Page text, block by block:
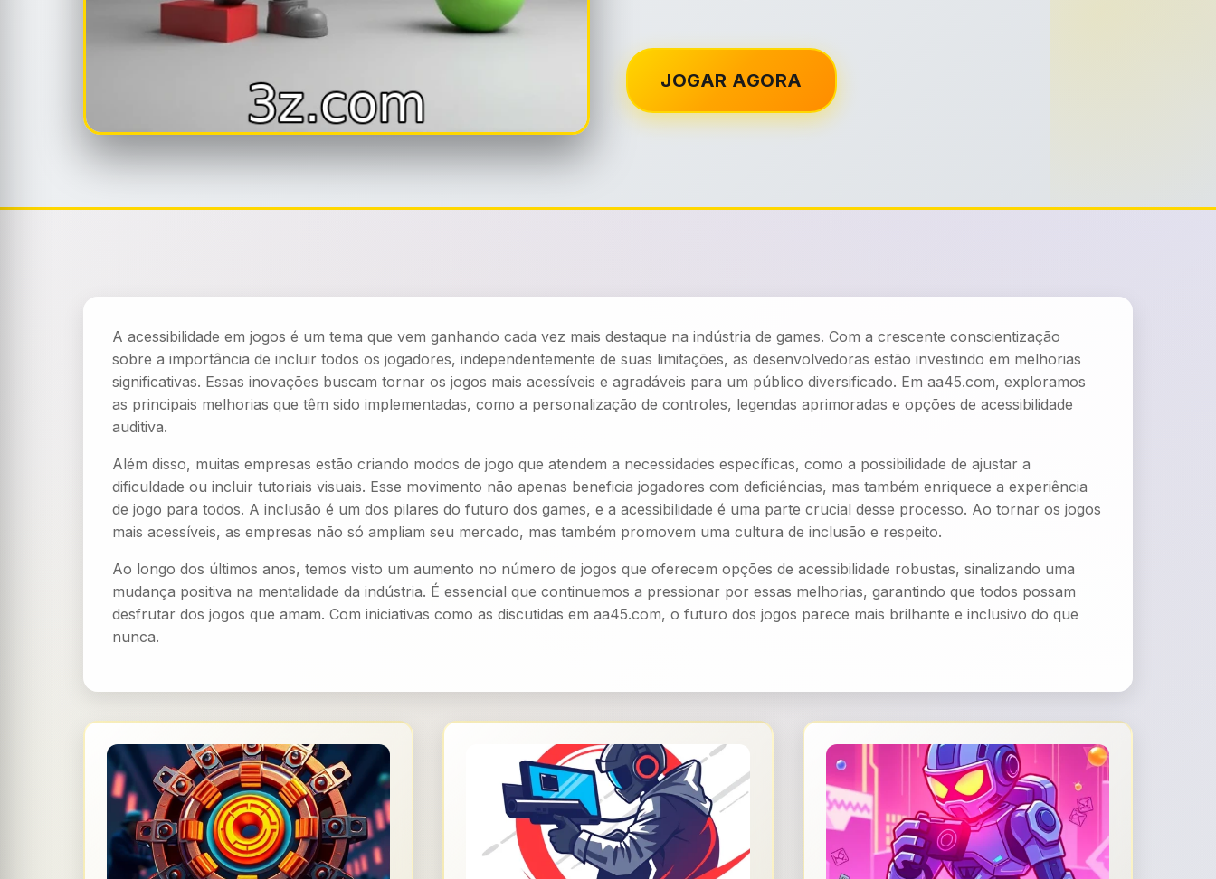
JOGAR AGORA
A acessibilidade em jogos é um tema que vem ganhando cada vez mais destaque na indústria de games. Com a crescente conscientização
sobre a importância de incluir todos os jogadores, independentemente de suas limitações, as desenvolvedoras estão investindo em melhorias
significativas. Essas inovações buscam tornar os jogos mais acessíveis e agradáveis para um público diversificado. Em aa45.com, exploramos
as principais melhorias que têm sido implementadas, como a personalização de controles, legendas aprimoradas e opções de acessibilidade
auditiva.
Além disso, muitas empresas estão criando modos de jogo que atendem a necessidades específicas, como a possibilidade de ajustar a
dificuldade ou incluir tutoriais visuais. Esse movimento não apenas beneficia jogadores com deficiências, mas também enriquece a experiência
de jogo para todos. A inclusão é um dos pilares do futuro dos games, e a acessibilidade é uma parte crucial desse processo. Ao tornar os jogos
mais acessíveis, as empresas não só ampliam seu mercado, mas também promovem uma cultura de inclusão e respeito.
Ao longo dos últimos anos, temos visto um aumento no número de jogos que oferecem opções de acessibilidade robustas, sinalizando uma
mudança positiva na mentalidade da indústria. É essencial que continuemos a pressionar por essas melhorias, garantindo que todos possam
desfrutar dos jogos que amam. Com iniciativas como as discutidas em aa45.com, o futuro dos jogos parece mais brilhante e inclusivo do que
nunca.